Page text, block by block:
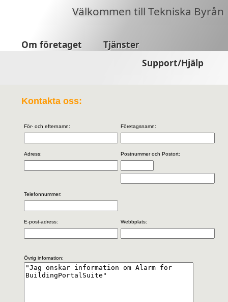
Välkommen till Tekniska Byrån
Om företaget
Tjänster
Support/Hjälp
Kontakta oss:
För- och efternamn: Företagsnamn:
Adress: Postnummer och Postort:
Telefonnummer:
E-post-adress: Webbplats:
Övrig infomation: